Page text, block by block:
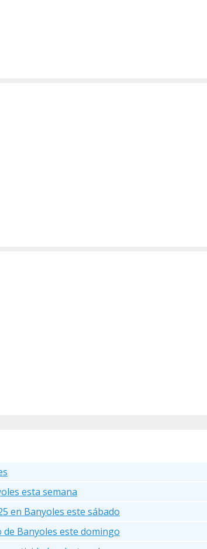
esta semana
en Banyoles este sábado
de Banyoles este domingo